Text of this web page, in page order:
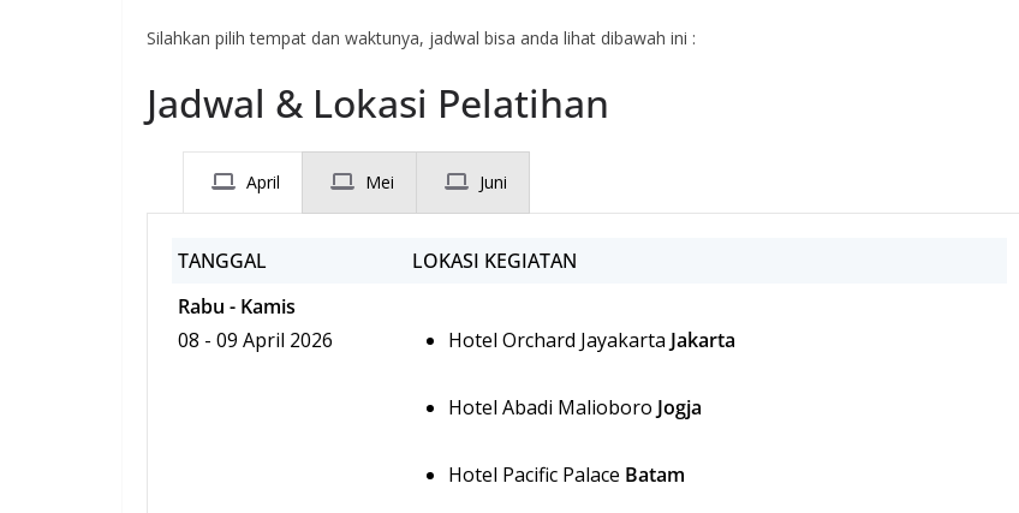
Silahkan pilih tempat dan waktunya, jadwal bisa anda lihat dibawah ini :
Jadwal & Lokasi Pelatihan
April Mei Juni
TANGGAL
LOKASI KEGIATAN
Rabu - Kamis
08 - 09 April 2026
Hotel Orchard Jayakarta Jakarta
Hotel Abadi Malioboro Jogja
Hotel Pacific Palace Batam